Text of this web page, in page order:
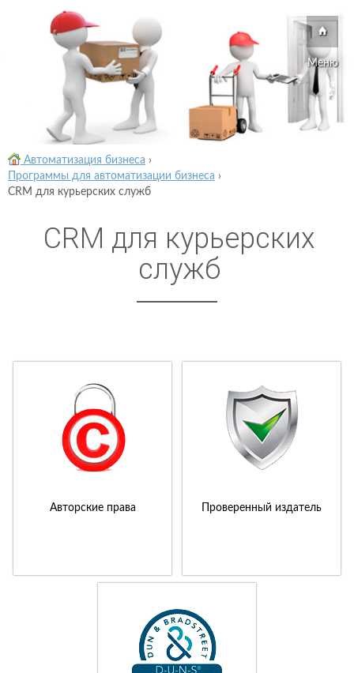
Меню
Автоматизация бизнеса ›
Программы для автоматизации бизнеса ›
CRM для курьерских служб
CRM для курьерских
служб
Авторские права Проверенный издатель